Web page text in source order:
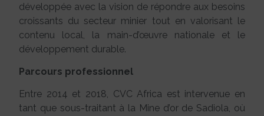
développée avec la vision de répondre aux besoins
croissants du secteur minier tout en valorisant le
contenu local, la main-d’œuvre nationale et le
développement durable.
Parcours professionnel
Entre 2014 et 2018, CVC Africa est intervenue en
tant que sous-traitant à la Mine d’or de Sadiola, où